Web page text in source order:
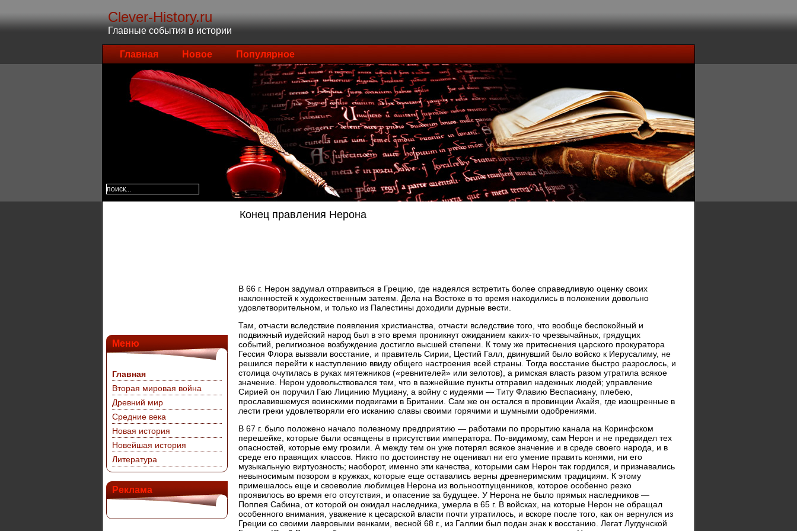
Clever-History.ru
Главные события в истории
Главная Новое Популярное
Меню
Главная
Вторая мировая война
Древний мир
Средние века
Новая история
Новейшая история
Литература
Реклама
Конец правления Нерона
В 66 г. Нерон задумал отправиться в Грецию, где надеялся встретить более справедливую оценку своих
наклонностей к художественным затеям. Дела на Востоке в то время находились в положении довольно
удовлетворительном, и только из Палестины доходили дурные вести.
Там, отчасти вследствие появления христианства, отчасти вследствие того, что вообще беспокойный и
подвижный иудейский народ был в это время проникнут ожиданием каких-то чрезвычайных, грядущих
событий, религиозное возбуждение достигло высшей степени. К тому же притеснения царского прокуратора
Гессия Флора вызвали восстание, и правитель Сирии, Цестий Галл, двинувший было войско к Иерусалиму, не
решился перейти к наступлению ввиду общего настроения всей страны. Тогда восстание быстро разрослось, и
столица очутилась в руках мятежников («ревнителей» или зелотов), а римская власть разом утратила всякое
значение. Нерон удовольствовался тем, что в важнейшие пункты отправил надежных людей; управление
Сирией он поручил Гаю Лицинию Муциану, а войну с иудеями — Титу Флавию Веспасиану, плебею,
прославившемуся воинскими подвигами в Британии. Сам же он остался в провинции Ахайя, где изощренные в
лести греки удовлетворяли его исканию славы своими горячими и шумными одобрениями.
В 67 г. было положено начало полезному предприятию — работами по прорытию канала на Коринфском
перешейке, которые были освящены в присутствии императора. По-видимому, сам Нерон и не предвидел тех
опасностей, которые ему грозили. А между тем он уже потерял всякое значение и в среде своего народа, и в
среде его правящих классов. Никто по достоинству не оценивал ни его умение править конями, ни его
музыкальную виртуозность; наоборот, именно эти качества, которыми сам Нерон так гордился, и признавались
невыносимым позором в кружках, которые еще оставались верны древнеримским традициям. К этому
примешалось еще и своеволие любимцев Нерона из вольноотпущенников, которое особенно резко
проявилось во время его отсутствия, и опасение за будущее. У Нерона не было прямых наследников —
Поппея Сабина, от которой он ожидал наследника, умерла в 65 г. В войсках, на которые Нерон не обращал
особенного внимания, уважение к цесарской власти почти утратилось, и вскоре после того, как он вернулся из
Греции со своими лавровыми венками, весной 68 г., из Галлии был подан знак к восстанию. Легат Лугдунской